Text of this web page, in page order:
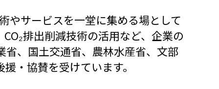
やサービスを一堂に集める場として
排出削減技術の活用など、企業の
省、国土交通省、農林水産省、文部
・協賛を受けています。